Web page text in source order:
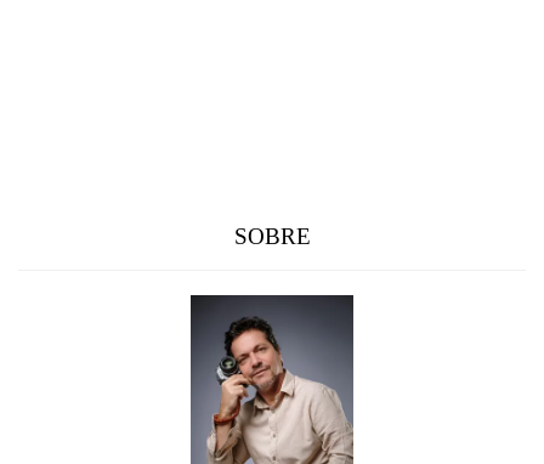
SOBRE